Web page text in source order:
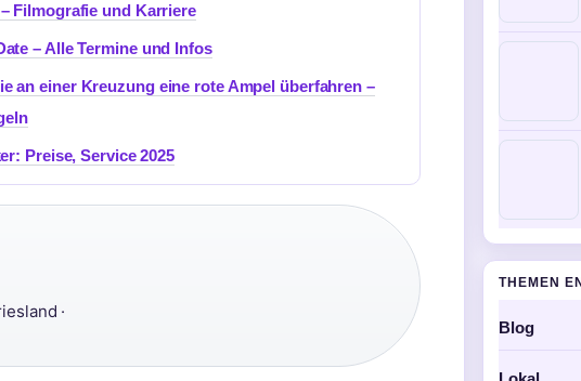
Filmografie und Karriere
– Alle Termine und Infos
an einer Kreuzung eine rote Ampel überfahren –
Preise, Service 2025
·
THEMEN
Blog